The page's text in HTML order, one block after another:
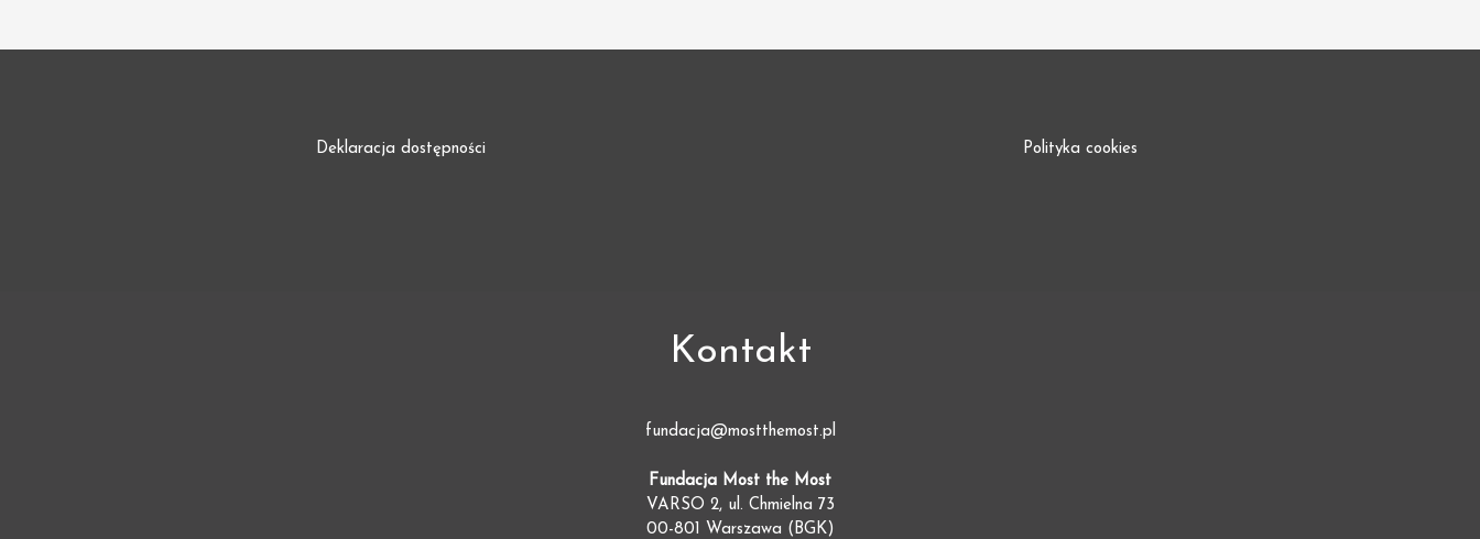
Deklaracja dostępności Polityka cookies
Kontakt
fundacja@mostthemost.pl
Fundacja Most the Most
VARSO 2, ul. Chmielna 73
00-801 Warszawa (BGK)